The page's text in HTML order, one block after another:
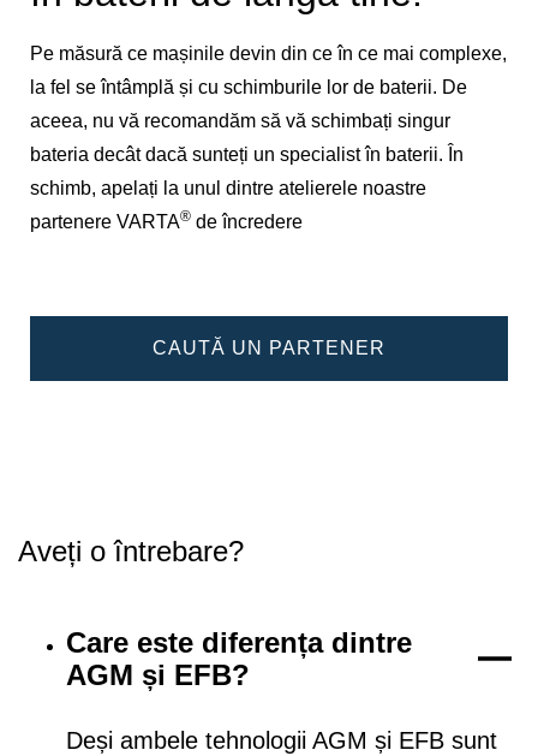
Pe măsură ce mașinile devin din ce în ce mai complexe,
la fel se întâmplă și cu schimburile lor de baterii. De
aceea, nu vă recomandăm să vă schimbați singur
bateria decât dacă sunteți un specialist în baterii. În
schimb, apelați la unul dintre atelierele noastre
partenere VARTA® de încredere
CAUTĂ UN PARTENER
Aveți o întrebare?
Care este diferența dintre
AGM și EFB?
Deși ambele tehnologii AGM și EFB sunt